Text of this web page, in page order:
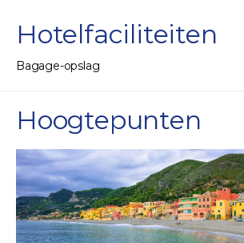
Hotelfaciliteiten
Bagage-opslag
Hoogtepunten